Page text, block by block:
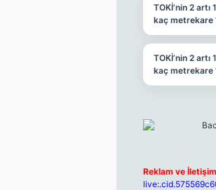
TOKİ’nin 2 artı
kaç metrekare
TOKİ’nin 2 artı
kaç metrekare
Reklam ve